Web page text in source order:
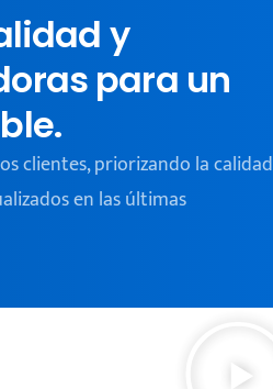
y
para un
clientes, priorizando la calidad
en las últimas